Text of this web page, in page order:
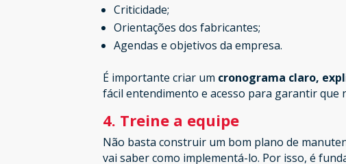
Criticidade;
Orientações dos fabricantes;
Agendas e objetivos da empresa.
É importante criar um cronograma claro,
fácil entendimento e acesso para garantir que
4. Treine a equipe
Não basta construir um bom plano de
vai saber como implementá-lo. Por isso, é